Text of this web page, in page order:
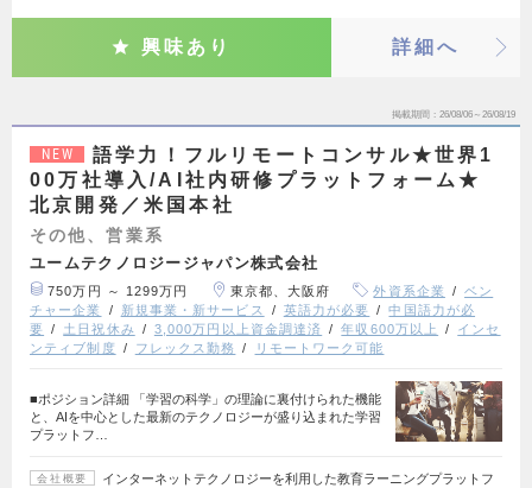
興味あり 詳細へ
掲載期間 26/08/06～26/08/19
NEW
語学力！フルリモートコンサル★世界1
00万社導入/AI社内研修プラットフォーム★
北京開発／米国本社
その他、営業系
ユームテクノロジージャパン株式会社
750万円 ～ 1299万円 東京都、大阪府 外資系企業
ベン
チャー企業
新規事業・新サービス 英語力が必要
中国語力が必
要
土日祝休み 3,000万円以上資金調達済 年収600万以上
インセ
ンティブ制度
フレックス勤務 リモートワーク可能
■ポジション詳細 「学習の科学」の理論に裏付けられた機能
と、AIを中心とした最新のテクノロジーが盛り込まれた学習
プラットフ…
会社概要
インターネットテクノロジーを利用した教育ラーニングプラットフ